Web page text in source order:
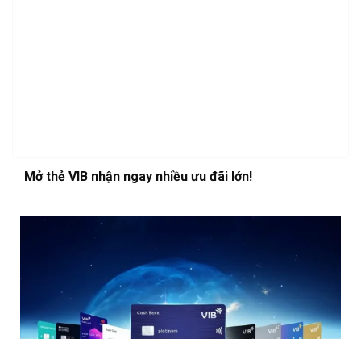
Mở thẻ VIB nhận ngay nhiều ưu đãi lớn!